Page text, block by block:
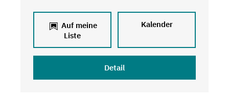
Auf meine
Liste
Kalender
Detail